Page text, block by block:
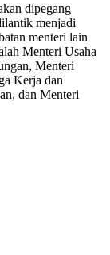
dipegang
menjadi
menteri lain
Menteri Usaha
Menteri
Kerja dan
dan Menteri